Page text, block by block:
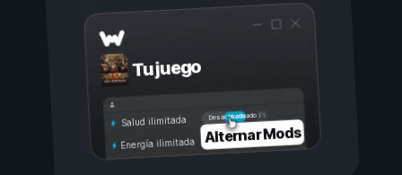
Tu juego
Activado
Desactivado
Salud ilimitada
Energía ilimitada Alternar Mods